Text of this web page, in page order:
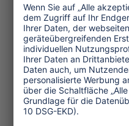
und Stelle zu
gilt es, eine ganze
Wettbewerbs-
Weitere